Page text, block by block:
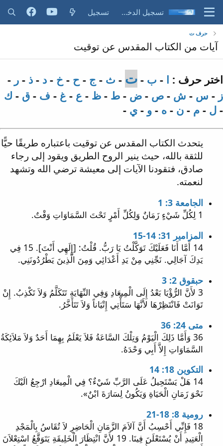
تسجيل الدخول تسجيل
حرف ت
آيات من الكتاب المقدس عن توقيت
اختر حرف : ا - ب - ت - ث - ج - ح - خ - د - ذ - ر -
ز - س - ش - ص - ض - ط - ظ - ع - غ - ف - ق - ك
- ل - م - ن - ه - و - ي -
يتحدث الكتاب المقدس عن توقيت باعتباره طريقًا حيًّا
للثقة بالله، حيث ينير الروح الطريق ويقود إلى رجاء
صادق، فتقودنا الآيات إلى معيشة ترضي الله وتشهد
لنعمته.
الجامعة 3: 1
1 لِكُلِّ شَيْءٍ زَمَانٌ وَلِكُلِّ أَمْرٍ تَحْتَ السَّمَاوَاتِ وَقْتٌ.
المزامير 31: 14-15
14 أَمَّا أَنَا فَعَلَيْكَ تَوَكَّلْتُ يَا رَبُّ. قُلْتُ: [إِلَهِي أَنْتَ]. 15 فِي
يَدِكَ آجَالِي. نَجِّنِي مِنْ يَدِ أَعْدَائِي وَمِنَ الَّذِينَ يَطْرُدُونَنِي.
حبقوق 2: 3
3 لأَنَّ الرُّؤْيَا بَعْدُ إِلَى الْمِيعَادِ وَفِي النِّهَايَةِ تَتَكَلَّمُ وَلاَ تَكْذِبُ. إِنْ
تَوَانَتْ فَانْتَظِرْهَا لأَنَّهَا سَتَأْتِي إِتْيَاناً وَلاَ تَتَأَخَّرُ.
متى 24: 36
36 وَأَمَّا ذَلِكَ الْيَوْمُ وَتِلْكَ السَّاعَةُ فَلاَ يَعْلَمُ بِهِمَا أَحَدٌ وَلاَ مَلاَئِكَةُ
السَّمَاوَاتِ إِلاَّ أَبِي وَحْدَهُ.
التكوين 18: 14
14 هَلْ يَسْتَحِيلُ عَلَى الرَّبِّ شَيْءٌ؟ فِي الْمِيعَادِ ارْجِعُ الَيْكَ
نَحْوَ زَمَانِ الْحَيَاةِ وَيَكُونُ لِسَارَةَ ابْنٌ».
رومية 8: 18-21
18 فَإِنِّي أَحْسِبُ أَنَّ آلاَمَ الزَّمَانِ الْحَاضِرِ لاَ تُقَاسُ بِالْمَجْدِ
الْعَتِيدِ أَنْ يُسْتَعْلَنَ فِينَا. 19 لأَنَّ انْتِظَارَ الْخَلِيقَةِ يَتَوَقَّعُ اسْتِعْلاَنَ